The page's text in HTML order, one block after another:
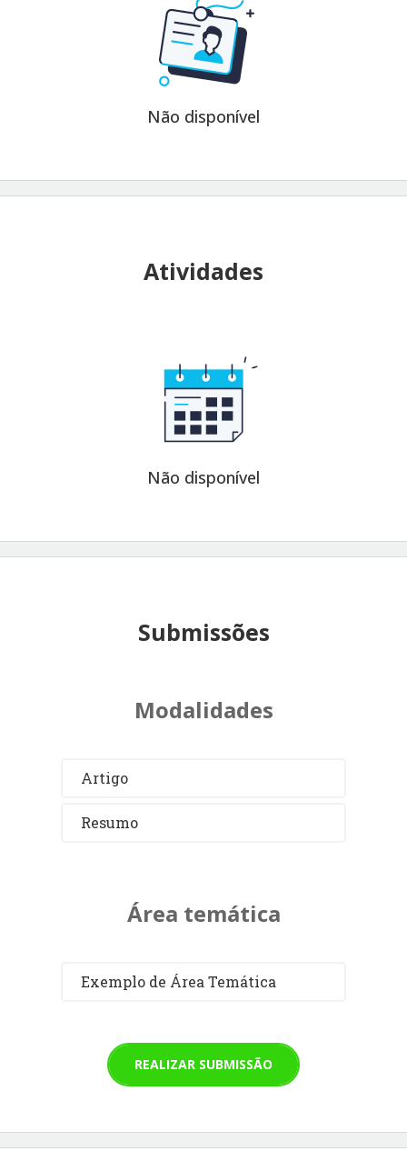
Não disponível
Atividades
Não disponível
Submissões
Modalidades
Artigo
Resumo
Área temática
Exemplo de Área Temática
REALIZAR SUBMISSÃO